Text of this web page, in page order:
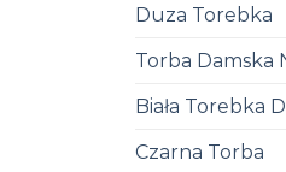
Duza Torebka
Torba Damska
Biała Torebka
Czarna Torba